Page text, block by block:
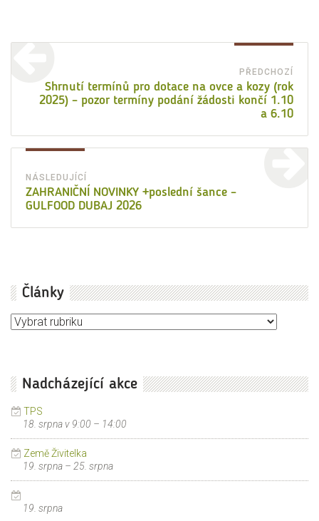
příspěvek
PŘEDCHOZÍ
Shrnutí termínů pro dotace na ovce a kozy (rok
2025) – pozor termíny podání žádosti končí 1.10
a 6.10
NÁSLEDUJÍCÍ
Následující
příspěvek:
ZAHRANIČNÍ NOVINKY +poslední šance –
GULFOOD DUBAJ 2026
Články
Články
Nadcházející akce
TPS
18. srpna v 9:00 – 14:00
Země Živitelka
19. srpna – 25. srpna
19. srpna